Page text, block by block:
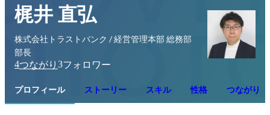
梶井 直弘
株式会社トラストバンク / 経営管理本部 総務部
部長
4つながり 3フォロワー
プロフィール ストーリー スキル 性格 つながり